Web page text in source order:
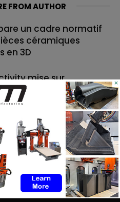
FROM AUTHOR
un cadre normatif
céramiques
en 3D
mise sur
3D pour la fabrication
en FA : quand les
de machines doivent
les utilisateurs
×